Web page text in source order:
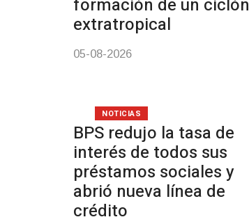
formación de un ciclón
extratropical
05-08-2026
BPS redujo la tasa de
interés de todos sus
préstamos sociales y
abrió nueva línea de
crédito
NOTICIAS